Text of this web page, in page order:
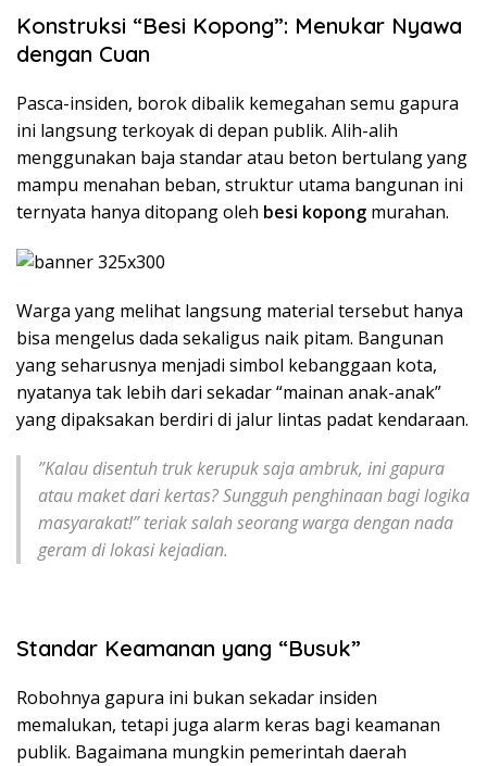
​Konstruksi “Besi Kopong”: Menukar Nyawa
dengan Cuan
​Pasca-insiden, borok dibalik kemegahan semu gapura
ini langsung terkoyak di depan publik. Alih-alih
menggunakan baja standar atau beton bertulang yang
mampu menahan beban, struktur utama bangunan ini
ternyata hanya ditopang oleh besi kopong murahan.
​Warga yang melihat langsung material tersebut hanya
bisa mengelus dada sekaligus naik pitam. Bangunan
yang seharusnya menjadi simbol kebanggaan kota,
nyatanya tak lebih dari sekadar “mainan anak-anak”
yang dipaksakan berdiri di jalur lintas padat kendaraan.
​”Kalau disentuh truk kerupuk saja ambruk, ini gapura
atau maket dari kertas? Sungguh penghinaan bagi logika
masyarakat!” teriak salah seorang warga dengan nada
geram di lokasi kejadian.
​Standar Keamanan yang “Busuk”
​Robohnya gapura ini bukan sekadar insiden
memalukan, tetapi juga alarm keras bagi keamanan
publik. Bagaimana mungkin pemerintah daerah